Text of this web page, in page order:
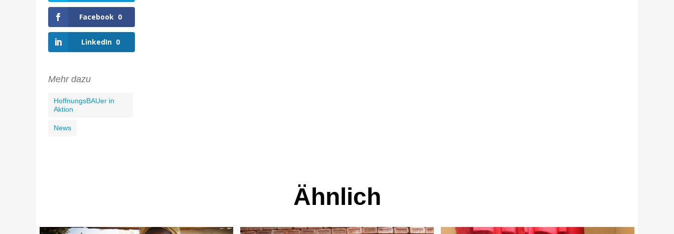
Facebook 0
LinkedIn 0
Mehr dazu
HoffnungsBAUer in
Aktion
News
Ähnlich